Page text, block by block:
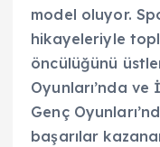
model oluyor.
hikayeleriyle
öncülüğünü
Oyunları’nda
Genç
başarılar